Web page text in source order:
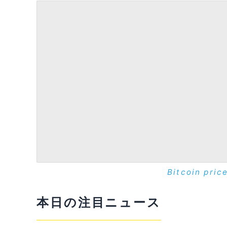
Bitcoin price
本日の注目ニュース